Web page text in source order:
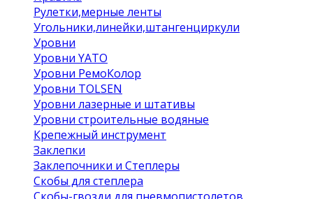
Рулетки,мерные ленты
Угольники,линейки,штангенциркули
Уровни
Уровни YATO
Уровни РемоКолор
Уровни TOLSEN
Уровни лазерные и штативы
Уровни строительные водяные
Крепежный инструмент
Заклепки
Заклепочники и Степлеры
Скобы для степлера